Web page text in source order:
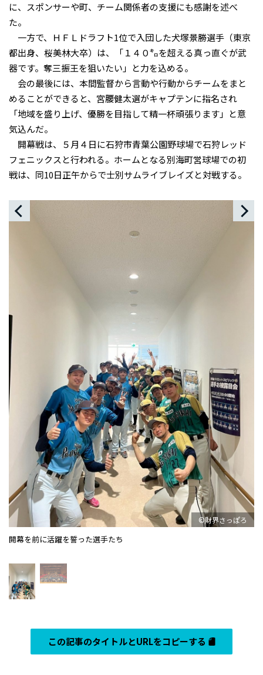
に、スポンサーや町、チーム関係者の支援にも感謝を述べ
た。
一方で、ＨＦＬドラフト1位で入団した犬塚景勝選手（東京
都出身、桜美林大卒）は、「１４０㌔を超える真っ直ぐが武
器です。奪三振王を狙いたい」と力を込める。
会の最後には、本間監督から言動や行動からチームをまと
めることができると、宮腰健太選がキャプテンに指名され
「地域を盛り上げ、優勝を目指して精一杯頑張ります」と意
気込んだ。
開幕戦は、５月４日に石狩市青葉公園野球場で石狩レッド
フェニックスと行われる。ホームとなる別海町営球場での初
戦は、同10日正午からで士別サムライブレイズと対戦する。
©財界さっぽろ
開幕を前に活躍を誓った選手たち
この記事のタイトルとURLをコピーする